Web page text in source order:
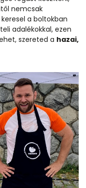
nemcsak
a boltokban
adalékokkal, ezen
szereted a hazai,